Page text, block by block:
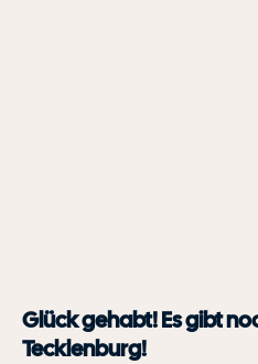
Glück gehabt! Es gibt
Tecklenburg!